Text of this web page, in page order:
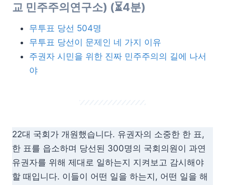
교 민주주의연구소) (⏳4분)
무투표 당선 504명
무투표 당선이 문제인 네 가지 이유
주권자 시민을 위한 진짜 민주주의의 길에 나서
야
22대 국회가 개원했습니다. 유권자의 소중한 한 표,
한 표를 읍소하며 당선된 300명의 국회의원이 과연
유권자를 위해 제대로 일하는지 지켜보고 감시해야
할 때입니다. 이들이 어떤 일을 하는지, 어떤 일을 해